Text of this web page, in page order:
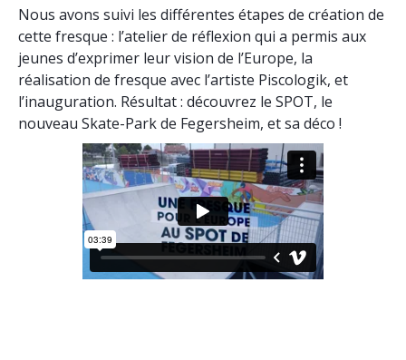
Nous avons suivi les différentes étapes de création de
cette fresque : l’atelier de réflexion qui a permis aux
jeunes d’exprimer leur vision de l’Europe, la
réalisation de fresque avec l’artiste Piscologik, et
l’inauguration. Résultat : découvrez le SPOT, le
nouveau Skate-Park de Fegersheim, et sa déco !